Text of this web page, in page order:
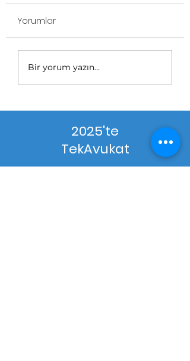
Yorumlar
Bir yorum yazın...
2025'te
TekAvukat